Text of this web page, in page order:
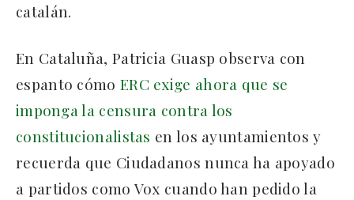
catalán.
En Cataluña, Patricia Guasp observa con
espanto cómo ERC exige ahora que se
imponga la censura contra los
constitucionalistas en los ayuntamientos y
recuerda que Ciudadanos nunca ha apoyado
a partidos como Vox cuando han pedido la